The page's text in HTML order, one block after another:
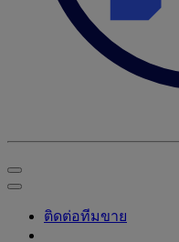
ติดต่อทีมขาย